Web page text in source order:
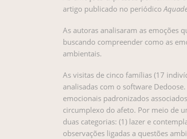
artigo publicado no periódico
As autoras analisaram as emoções
buscando compreender como as
ambientais.
As visitas de cinco famílias (17
analisadas com o software
emocionais padronizados
circumplexo do afeto. Por meio de
duas categorias: (1) lazer e
observações ligadas a questões